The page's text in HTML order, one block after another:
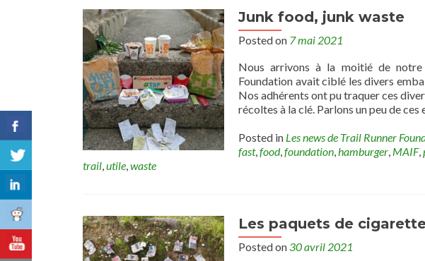
Junk food, junk waste
Posted on 7 mai 2021
Nous arrivons à la moitié de
Foundation avait ciblé les divers
Nos adhérents ont pu traquer ces
récoltes à la clé. Parlons un peu de ces
Posted in Les news de Trail Runner
fast,food,foundation,hamburger, MAIF,
trail,utile,waste
Les paquets de
Posted on 30 avril 2021